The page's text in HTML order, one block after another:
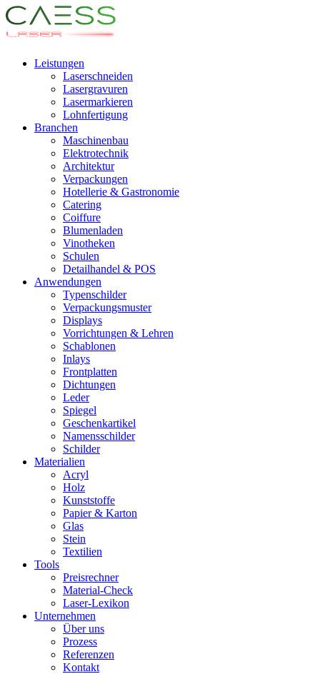
Leistungen
Laserschneiden
Lasergravuren
Lasermarkieren
Lohnfertigung
Branchen
Maschinenbau
Elektrotechnik
Architektur
Verpackungen
Hotellerie & Gastronomie
Catering
Coiffure
Blumenladen
Vinotheken
Schulen
Detailhandel & POS
Anwendungen
Typenschilder
Verpackungsmuster
Displays
Vorrichtungen & Lehren
Schablonen
Inlays
Frontplatten
Dichtungen
Leder
Spiegel
Geschenkartikel
Namensschilder
Schilder
Materialien
Acryl
Holz
Kunststoffe
Papier & Karton
Glas
Stein
Textilien
Tools
Preisrechner
Material-Check
Laser-Lexikon
Unternehmen
Über uns
Prozess
Referenzen
Kontakt